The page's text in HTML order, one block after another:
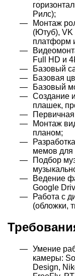
Рилс);
Монтаж
(Ютуб), VK
платформ
Full HD и
Базовый
Базовая
Базовый
Создание
плашек,
Монтаж
планом;
мемов для
Подбор
Ведение
Google
Работа с
(обложки,
Умение
камеры:
Design,